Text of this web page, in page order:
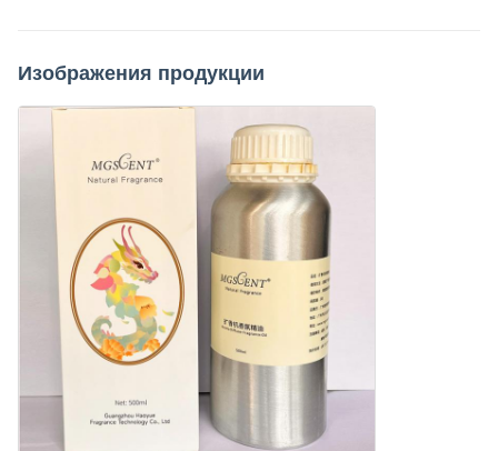
Изображения продукции